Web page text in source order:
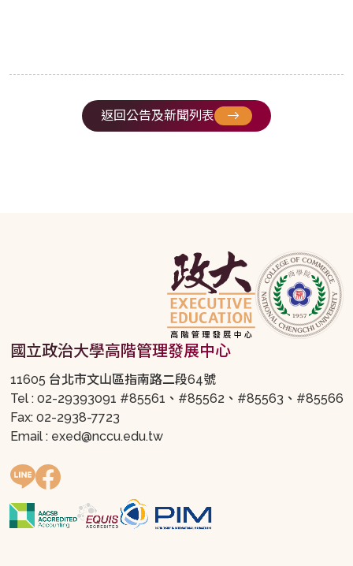
返回公告及新聞列表
國立政治大學高階管理發展中心
11605 台北市文山區指南路二段64號
Tel : 02-29393091 #85561、#85562、#85563、#85566
Fax: 02-2938-7723
Email : exed@nccu.edu.tw